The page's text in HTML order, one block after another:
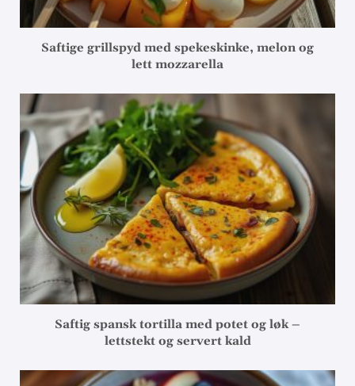
Saftige grillspyd med spekeskinke, melon og
lett mozzarella
Saftig spansk tortilla med potet og løk –
lettstekt og servert kald